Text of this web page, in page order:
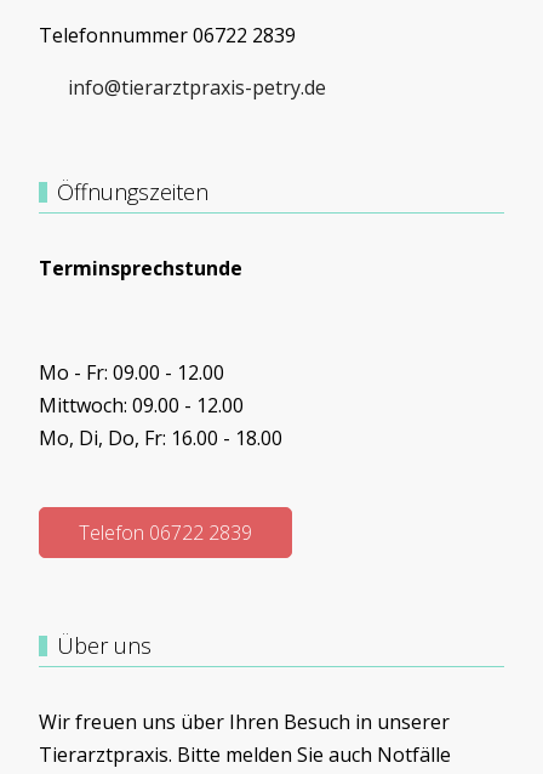
Telefonnummer 06722 2839
info@tierarztpraxis-petry.de
Öffnungszeiten
Terminsprechstunde
Mo - Fr: 09.00 - 12.00
Mittwoch: 09.00 - 12.00
Mo, Di, Do, Fr: 16.00 - 18.00
Telefon 06722 2839
Über uns
Wir freuen uns über Ihren Besuch in unserer
Tierarztpraxis. Bitte melden Sie auch Notfälle